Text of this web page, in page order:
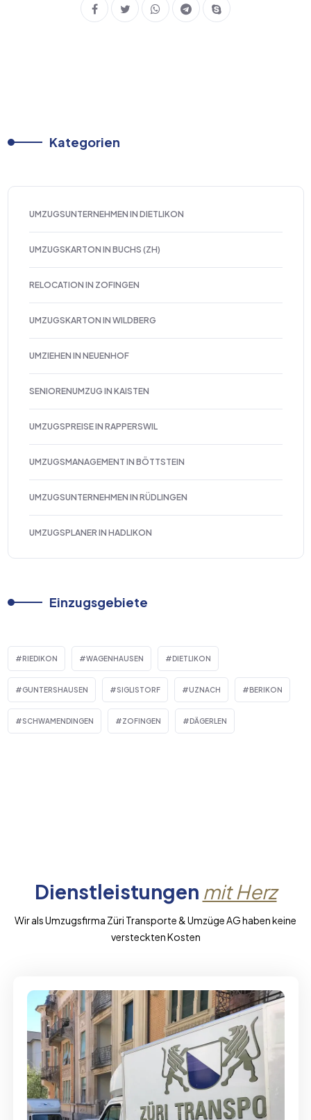
Kategorien
UMZUGSUNTERNEHMEN IN DIETLIKON
UMZUGSKARTON IN BUCHS (ZH)
RELOCATION IN ZOFINGEN
UMZUGSKARTON IN WILDBERG
UMZIEHEN IN NEUENHOF
SENIORENUMZUG IN KAISTEN
UMZUGSPREISE IN RAPPERSWIL
UMZUGSMANAGEMENT IN BÖTTSTEIN
UMZUGSUNTERNEHMEN IN RÜDLINGEN
UMZUGSPLANER IN HADLIKON
Einzugsgebiete
RIEDIKON WAGENHAUSEN DIETLIKON
GUNTERSHAUSEN SIGLISTORF UZNACH BERIKON
SCHWAMENDINGEN ZOFINGEN DÄGERLEN
Dienstleistungen mit Herz
Wir als Umzugsfirma Züri Transporte & Umzüge AG haben keine
versteckten Kosten